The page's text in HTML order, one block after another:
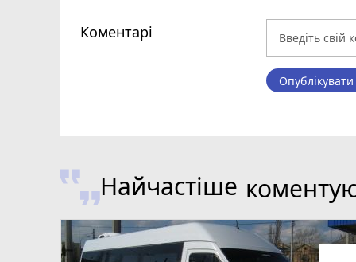
Коментарі
Найчастіше